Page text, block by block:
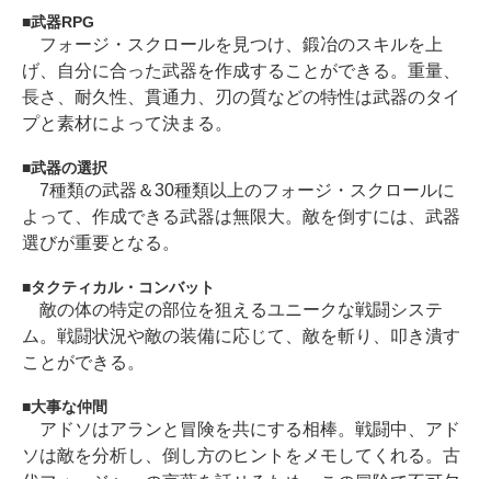
武器RPG
フォージ・スクロールを見つけ、鍛冶のスキルを上
げ、自分に合った武器を作成することができる。重量、
長さ、耐久性、貫通力、刃の質などの特性は武器のタイ
プと素材によって決まる。
武器の選択
7種類の武器＆30種類以上のフォージ・スクロールに
よって、作成できる武器は無限大。敵を倒すには、武器
選びが重要となる。
タクティカル・コンバット
敵の体の特定の部位を狙えるユニークな戦闘システ
ム。戦闘状況や敵の装備に応じて、敵を斬り、叩き潰す
ことができる。
大事な仲間
アドソはアランと冒険を共にする相棒。戦闘中、アド
ソは敵を分析し、倒し方のヒントをメモしてくれる。古